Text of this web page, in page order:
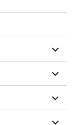
extinde
meniul
copil
extinde
meniul
copil
extinde
meniul
copil
extinde